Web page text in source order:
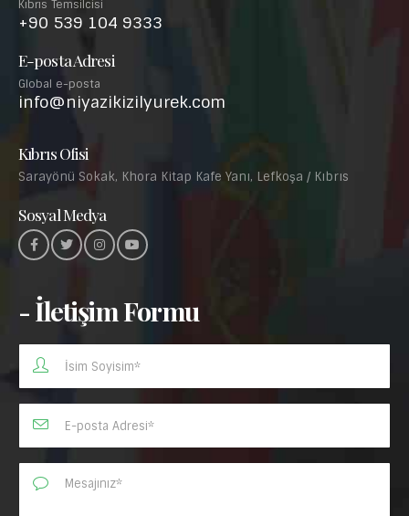
Kıbrıs Temsilcisi
+90 539 104 9333
E-posta Adresi
Global e-posta
info@niyazikizilyurek.com
Kıbrıs Ofisi
Sarayönü Sokak, Khora Kitap Kafe Yanı, Lefkoşa / Kıbrıs
Sosyal Medya
- İletişim Formu